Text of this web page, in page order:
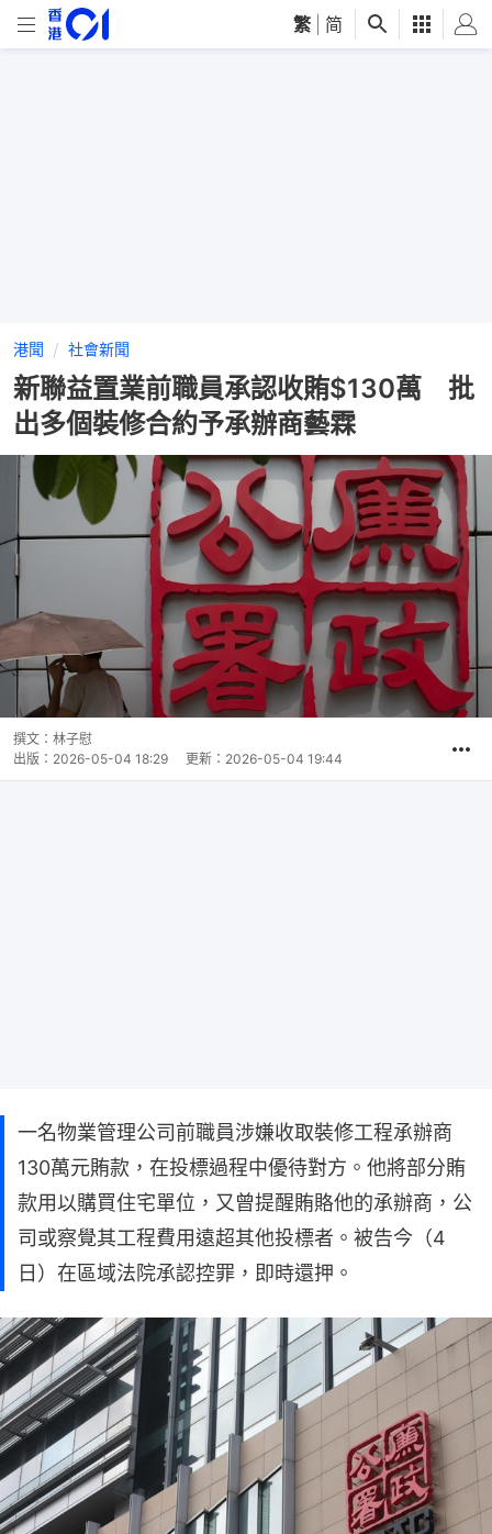
繁 简
港聞 社會新聞
新聯益置業前職員承認收賄$130萬 批
出多個裝修合約予承辦商藝霖
撰文： 林子慰
出版： 2026-05-04 18:29 更新： 2026-05-04 19:44
一名物業管理公司前職員涉嫌收取裝修工程承辦商
130萬元賄款，在投標過程中優待對方。他將部分賄
款用以購買住宅單位，又曾提醒賄賂他的承辦商，公
司或察覺其工程費用遠超其他投標者。被告今（4
日）在區域法院承認控罪，即時還押。